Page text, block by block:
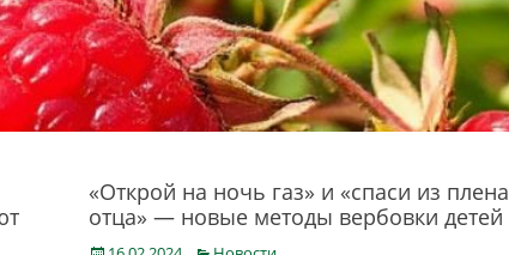
«Открой на ночь газ» и «спаси из плена
отца» — новые методы вербовки детей